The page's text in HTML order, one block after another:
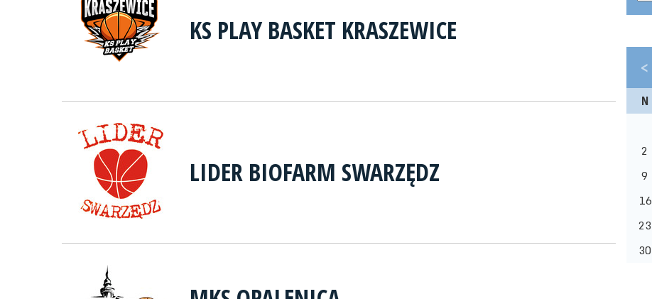
KS PLAY BASKET KRASZEWICE
LIDER BIOFARM SWARZĘDZ
<
N
2
9
16
23
30